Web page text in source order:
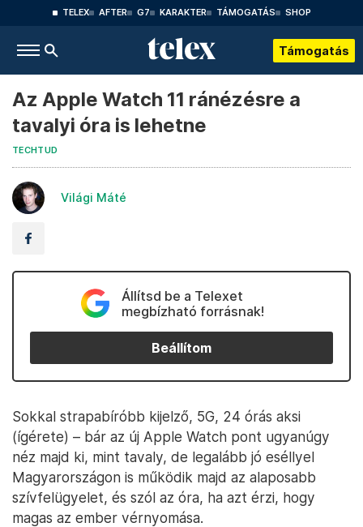
TELEX AFTER G7 KARAKTER TÁMOGATÁS SHOP
Támogatás
Az Apple Watch 11 ránézésre a
tavalyi óra is lehetne
TECHTUD
Világi Máté
Állítsd be a Telexet
megbízható forrásnak!
Beállítom
Sokkal strapabíróbb kijelző, 5G, 24 órás aksi
(ígérete) – bár az új Apple Watch pont ugyanúgy
néz majd ki, mint tavaly, de legalább jó eséllyel
Magyarországon is működik majd az alaposabb
szívfelügyelet, és szól az óra, ha azt érzi, hogy
magas az ember vérnyomása.